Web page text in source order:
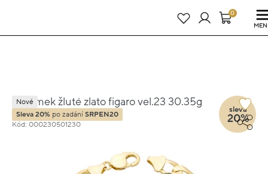
23 dní : 16h : 58m : 21s0
Náramek žluté zlato figaro vel.23 30.35g
Kód: 000230501230
Nové
Sleva 20% po zadání SRPEN20
sleva
20%